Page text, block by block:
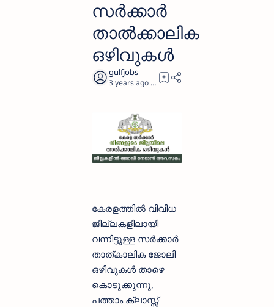
സര്‍ക്കാര്‍
താല്‍ക്കാലിക
ഒഴിവുകള്‍
3 years ago 2
കേരളത്തിൽ വിവിധ
ജില്ലകളിലായി
വന്നിട്ടുള്ള സർക്കാർ
താത്കാലിക ജോലി
ഒഴിവുകൾ താഴെ
കൊടുക്കുന്നു,
പത്താം ക്ലാസ്സ്‌